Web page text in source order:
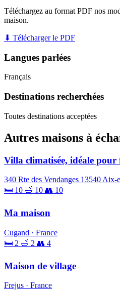
Téléchargez au format PDF nos
maison.
⬇ Télécharger le PDF
Langues parlées
Français
Destinations recherchées
Toutes destinations acceptées
Autres maisons à
Villa climatisée, idéale pour
340 Rte des Vendanges 13540 Aix-
🛏 10 🛁 10 👥 10
Ma maison
Cugand · France
🛏 2 🛁 2 👥 4
Maison de village
Frejus · France